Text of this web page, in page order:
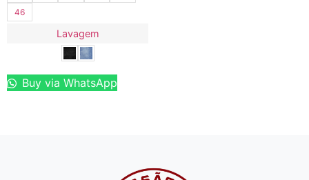
46
Lavagem
Buy via WhatsApp